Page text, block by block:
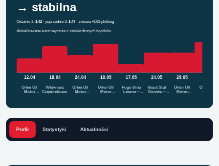
→ stabilna
Ostatnie 3: 1,42· poprzednie 3: 1,47 · zmiana-0,05pkt/bieg
Aktualizowane automatycznie z zatwierdzonych wyników.
12.04
Orlen Oil
Motor
18.04
Włókniarz
Częstochowa…
24.04
Orlen Oil
Motor
10.05
Orlen Oil
Motor
17.05
Fogo Unia
Leszno –
24.05
Gezet Stal
Gorzów –
29.05
Orlen Oil
Motor
12.06
Orlen Oil
Profil Statystyki Aktualności